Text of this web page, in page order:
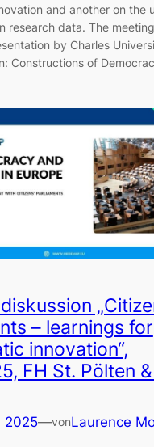
and another on the
research data. The
by Charles
Constructions of
– learnings for
innovation“,
FH St. Pölten
2025—vonLaurence